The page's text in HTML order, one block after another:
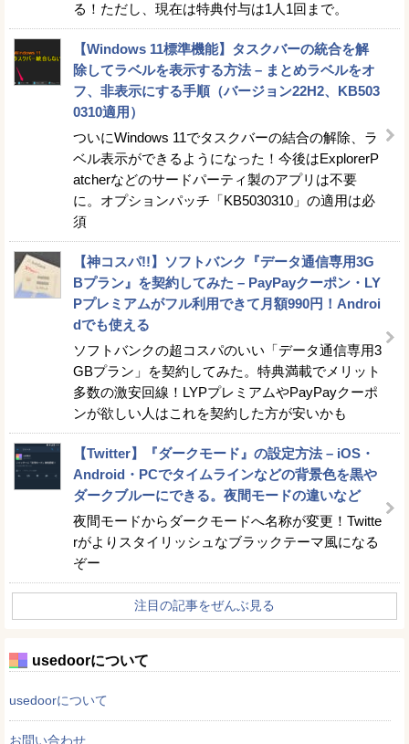
る！ただし、現在は特典付与は1人1回まで。
【Windows 11標準機能】タスクバーの統合を解
除してラベルを表示する方法 – まとめラベルをオ
フ、非表示にする手順（バージョン22H2、KB503
0310適用）
ついにWindows 11でタスクバーの結合の解除、ラ
ベル表示ができるようになった！今後はExplorerP
atcherなどのサードパーティ製のアプリは不要
に。オプションパッチ「KB5030310」の適用は必
須
【神コスパ!!】ソフトバンク『データ通信専用3G
Bプラン』を契約してみた – PayPayクーポン・LY
Pプレミアムがフル利用できて月額990円！Androi
dでも使える
ソフトバンクの超コスパのいい「データ通信専用3
GBプラン」を契約してみた。特典満載でメリット
多数の激安回線！LYPプレミアムやPayPayクーポ
ンが欲しい人はこれを契約した方が安いかも
【Twitter】『ダークモード』の設定方法 – iOS・
Android・PCでタイムラインなどの背景色を黒や
ダークブルーにできる。夜間モードの違いなど
夜間モードからダークモードへ名称が変更！Twitte
rがよりスタイリッシュなブラックテーマ風になる
ぞー
注目の記事をぜんぶ見る
usedoorについて
usedoorについて
お問い合わせ